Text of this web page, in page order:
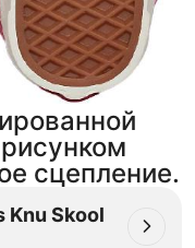
сцепление.
Knu Skool